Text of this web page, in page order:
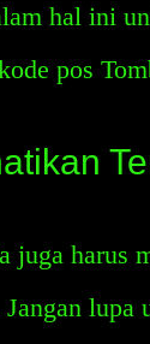
hal ini
pos
juga harus
lupa